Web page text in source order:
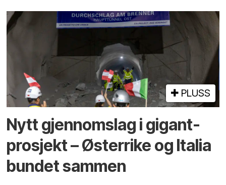
PLUSS
Nytt gjennomslag i gigant­
prosjekt – Østerrike og Italia
bundet sammen